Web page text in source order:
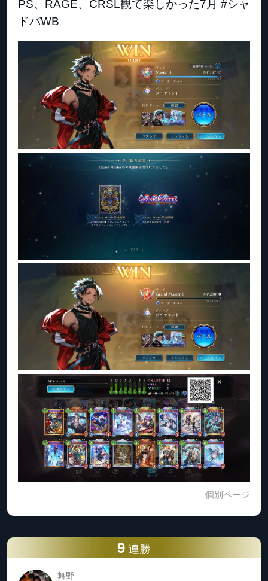
PS、RAGE、CRSL観て楽しかった7月 #シャ
ドバWB
個別ページ
9 連勝
舞野